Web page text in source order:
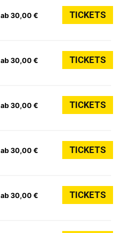
ab 30,00 € TICKETS
ab 30,00 € TICKETS
ab 30,00 € TICKETS
ab 30,00 € TICKETS
ab 30,00 € TICKETS